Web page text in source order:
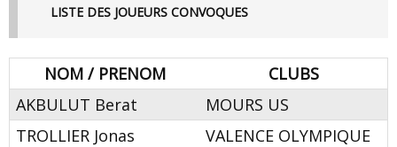
LISTE DES JOUEURS CONVOQUES
NOM / PRENOM
CLUBS
AKBULUT Berat
MOURS US
TROLLIER Jonas
VALENCE OLYMPIQUE